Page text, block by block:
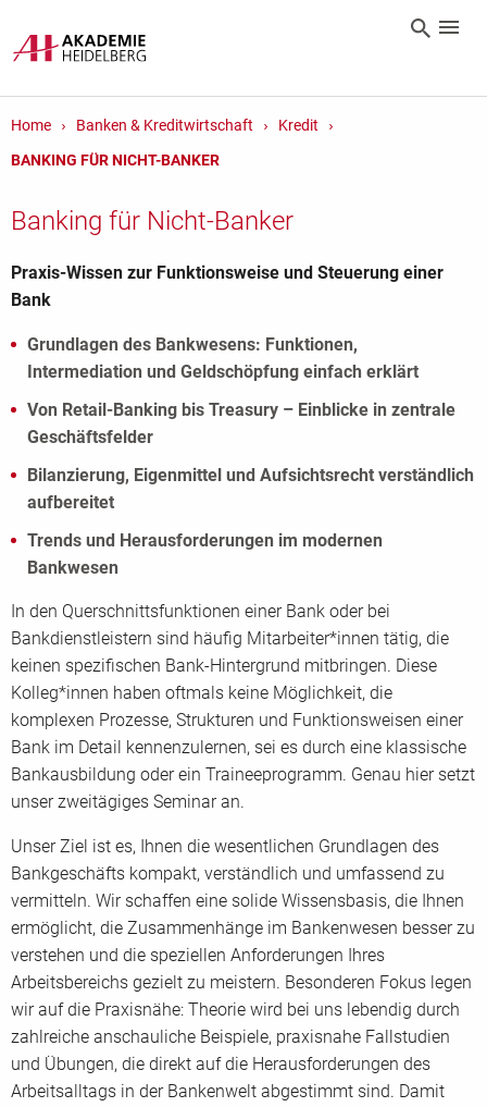
Home Banken & Kreditwirtschaft
Kredit
BANKING FÜR NICHT-BANKER
Banking für Nicht-Banker
Praxis-Wissen zur Funktionsweise und Steuerung einer
Bank
Grundlagen des Bankwesens: Funktionen,
Intermediation und Geldschöpfung einfach erklärt
Von Retail-Banking bis Treasury – Einblicke in zentrale
Geschäftsfelder
Bilanzierung, Eigenmittel und Aufsichtsrecht verständlich
aufbereitet
Trends und Herausforderungen im modernen
Bankwesen
In den Querschnittsfunktionen einer Bank oder bei
Bankdienstleistern sind häufig Mitarbeiter*innen tätig, die
keinen spezifischen Bank-Hintergrund mitbringen. Diese
Kolleg*innen haben oftmals keine Möglichkeit, die
komplexen Prozesse, Strukturen und Funktionsweisen einer
Bank im Detail kennenzulernen, sei es durch eine klassische
Bankausbildung oder ein Traineeprogramm. Genau hier setzt
unser zweitägiges Seminar an.
Unser Ziel ist es, Ihnen die wesentlichen Grundlagen des
Bankgeschäfts kompakt, verständlich und umfassend zu
vermitteln. Wir schaffen eine solide Wissensbasis, die Ihnen
ermöglicht, die Zusammenhänge im Bankenwesen besser zu
verstehen und die speziellen Anforderungen Ihres
Arbeitsbereichs gezielt zu meistern. Besonderen Fokus legen
wir auf die Praxisnähe: Theorie wird bei uns lebendig durch
zahlreiche anschauliche Beispiele, praxisnahe Fallstudien
und Übungen, die direkt auf die Herausforderungen des
Arbeitsalltags in der Bankenwelt abgestimmt sind. Damit